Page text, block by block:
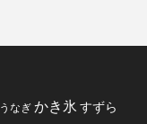
うなぎ かき氷 すずら